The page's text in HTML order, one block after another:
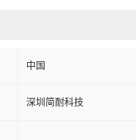
中国
深圳简耐科技